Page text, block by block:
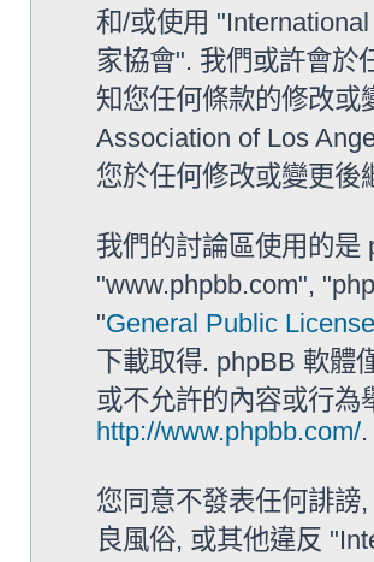
和/或使用
家協會". 我們或許會於
知您任何條款的修改或
Association of Los
您於任何修改或變更後
我們的討論區使用的是
"www.phpbb.com",
"General Public License
下載取得. phpBB 軟體
或不允許的內容或行為
http://www.phpbb.com/.
您同意不發表任何誹謗
良風俗, 或其他違反